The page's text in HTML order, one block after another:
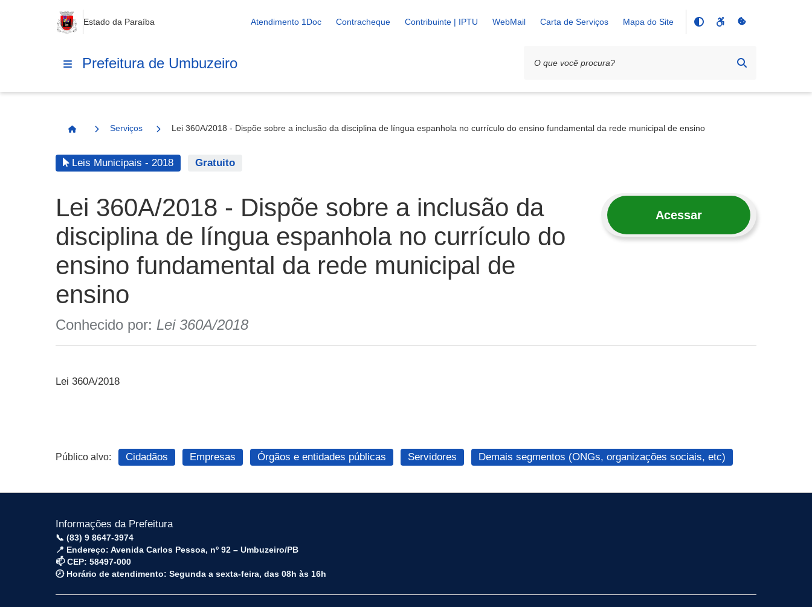
Estado da Paraíba Atendimento 1Doc Contracheque Contribuinte | IPTU WebMail Carta de Serviços Mapa do Site
Prefeitura de Umbuzeiro
Página Inicial
Serviços Lei 360A/2018 - Dispõe sobre a inclusão da disciplina de língua espanhola no currículo do ensino fundamental da rede municipal de ensino
Leis Municipais - 2018 Gratuito
Lei 360A/2018 - Dispõe sobre a inclusão da
disciplina de língua espanhola no currículo do
ensino fundamental da rede municipal de
ensino
Conhecido por: Lei 360A/2018
Acessar
Lei 360A/2018
Público alvo: Cidadãos Empresas Órgãos e entidades públicas Servidores Demais segmentos (ONGs, organizações sociais, etc)
Informações da Prefeitura
📞 (83) 9 8647-3974
📍 Endereço: Avenida Carlos Pessoa, nº 92 – Umbuzeiro/PB
📫 CEP: 58497-000
🕗 Horário de atendimento: Segunda a sexta-feira, das 08h às 16h